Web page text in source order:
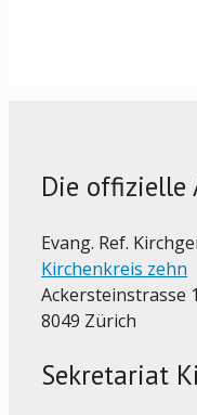
Die offizielle
Evang. Ref.
Kirchenkreis zehn
Ackersteinstrasse
8049 Zürich
Sekretariat